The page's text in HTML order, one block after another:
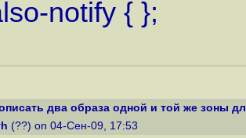
notify { };
два образа одной и той же зоны
(??) on 04-Сен-09, 17:53